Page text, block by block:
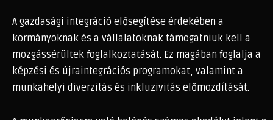
A gazdasági integráció elősegítése érdekében a
kormányoknak és a vállalatoknak támogatniuk kell a
mozgássérültek foglalkoztatását. Ez magában foglalja a
képzési és újraintegrációs programokat, valamint a
munkahelyi diverzitás és inkluzivitás előmozdítását.